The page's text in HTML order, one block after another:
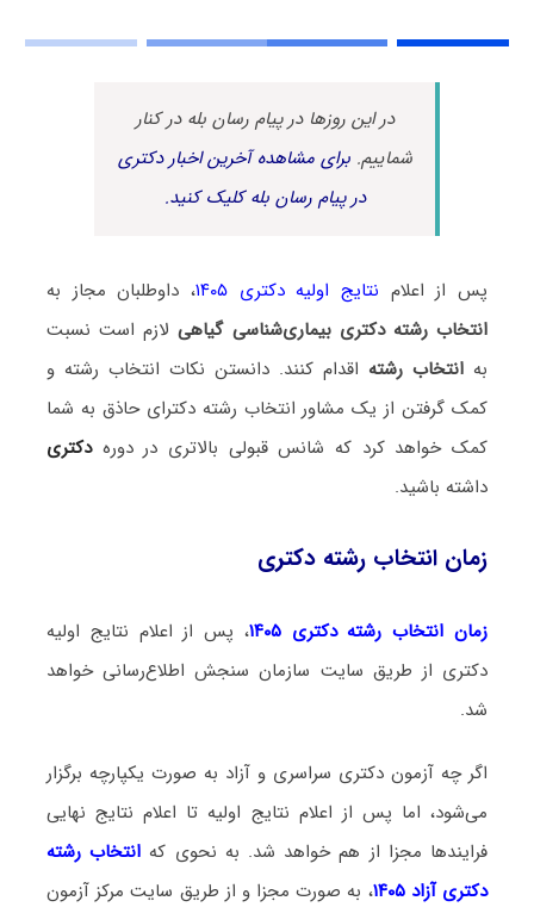
در این روزها در پیام رسان بله در کنار
شماییم.برای مشاهده آخرین اخبار دکتری
در پیام رسان بله کلیک کنید.
پس از اعلام نتایج اولیه دکتری ۱۴۰۵
، داوطلبان مجاز به
انتخاب رشته دکتری بیماری‌شناسی گیاهیلازم است نسبت
به انتخاب رشته اقدام کنند. دانستن نکات انتخاب رشته و
کمک گرفتن از یک مشاور انتخاب رشته دکترای حاذق به شما
کمک خواهد کرد که شانس قبولی بالاتری در دورهدکتری
داشته باشید.
زمان انتخاب رشته دکتری
زمان انتخاب رشته دکتری ۱۴۰۵
، پس از اعلام نتایج اولیه
دکتری از طریق سایت سازمان سنجش اطلاع‌رسانی خواهد
شد.
اگر چه آزمون دکتری سراسری و آزاد به صورت یکپارچه برگزار
می‌شود، اما پس از اعلام نتایج اولیه تا اعلام نتایج نهایی
فرایندها مجزا از هم خواهد شد. به نحوی که انتخاب رشته
دکتری آزاد ۱۴۰۵
، به صورت مجزا و از طریق سایت مرکز آزمون